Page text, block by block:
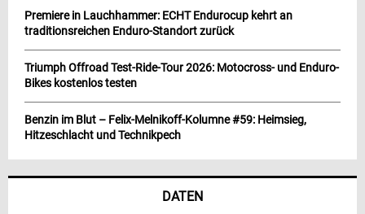
Premiere in Lauchhammer: ECHT Endurocup kehrt an
traditionsreichen Enduro-Standort zurück
Triumph Offroad Test-Ride-Tour 2026: Motocross- und Enduro-
Bikes kostenlos testen
Benzin im Blut – Felix-Melnikoff-Kolumne #59: Heimsieg,
Hitzeschlacht und Technikpech
DATEN